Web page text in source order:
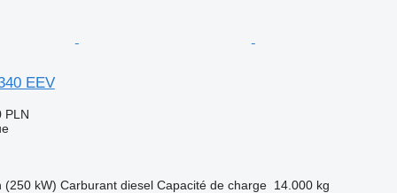
EEV
PLN
(250 kW) Carburant diesel Capacité de charge 14.000 kg